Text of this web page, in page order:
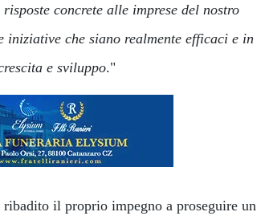
concrete alle imprese del nostro
che siano realmente efficaci e in
e sviluppo."
il proprio impegno a proseguire un